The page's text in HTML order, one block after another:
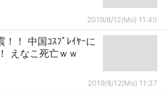
2019/8/12(Mo) 11:40
！！ 中国ｺｽﾌﾟﾚｲﾔｰに
えなこ死亡ｗｗ
2019/8/12(Mo) 11:37